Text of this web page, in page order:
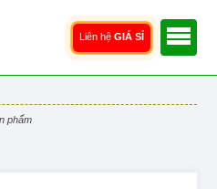
Liên hệ GIÁ SỈ
phẩm